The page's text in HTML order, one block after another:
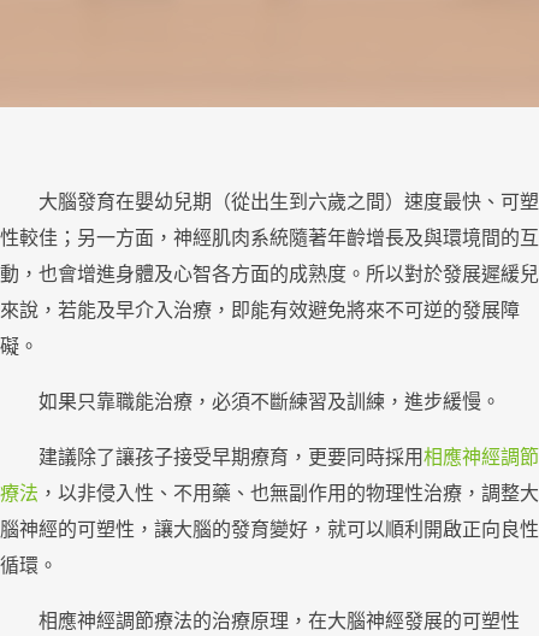
大腦發育在嬰幼兒期（從出生到六歲之間）速度最快、可塑
性較佳；另一方面，神經肌肉系統隨著年齡增長及與環境間的互
動，也會增進身體及心智各方面的成熟度。所以對於發展遲緩兒
來說，若能及早介入治療，即能有效避免將來不可逆的發展障
礙。
如果只靠職能治療，必須不斷練習及訓練，進步緩慢。
建議除了讓孩子接受早期療育，更要同時採用相應神經調節
療法 ，以非侵入性、不用藥、也無副作用的物理性治療， 調整大
腦神經的可塑性，讓大腦的發育變好，就可以順利開啟正向良性
循環。
相應神經調節療法的治療原理，在大腦神經發展的可塑性